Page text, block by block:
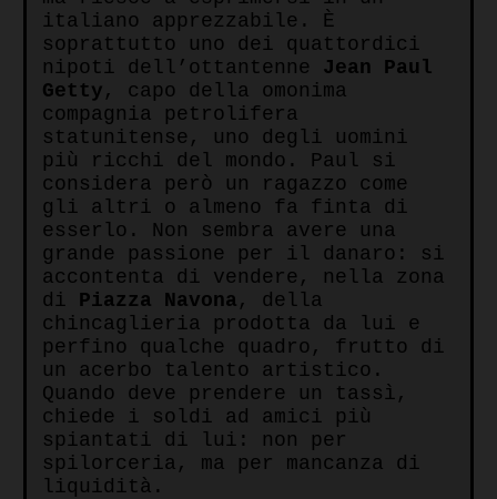
italiano apprezzabile. È
soprattutto uno dei quattordici
nipoti dell’ottantenne Jean Paul
Getty , capo della omonima
compagnia petrolifera
statunitense, uno degli uomini
più ricchi del mondo. Paul si
considera però un ragazzo come
gli altri o almeno fa finta di
esserlo. Non sembra avere una
grande passione per il danaro: si
accontenta di vendere, nella zona
di Piazza Navona , della
chincaglieria prodotta da lui e
perfino qualche quadro, frutto di
un acerbo talento artistico.
Quando deve prendere un tassì,
chiede i soldi ad amici più
spiantati di lui: non per
spilorceria, ma per mancanza di
liquidità.